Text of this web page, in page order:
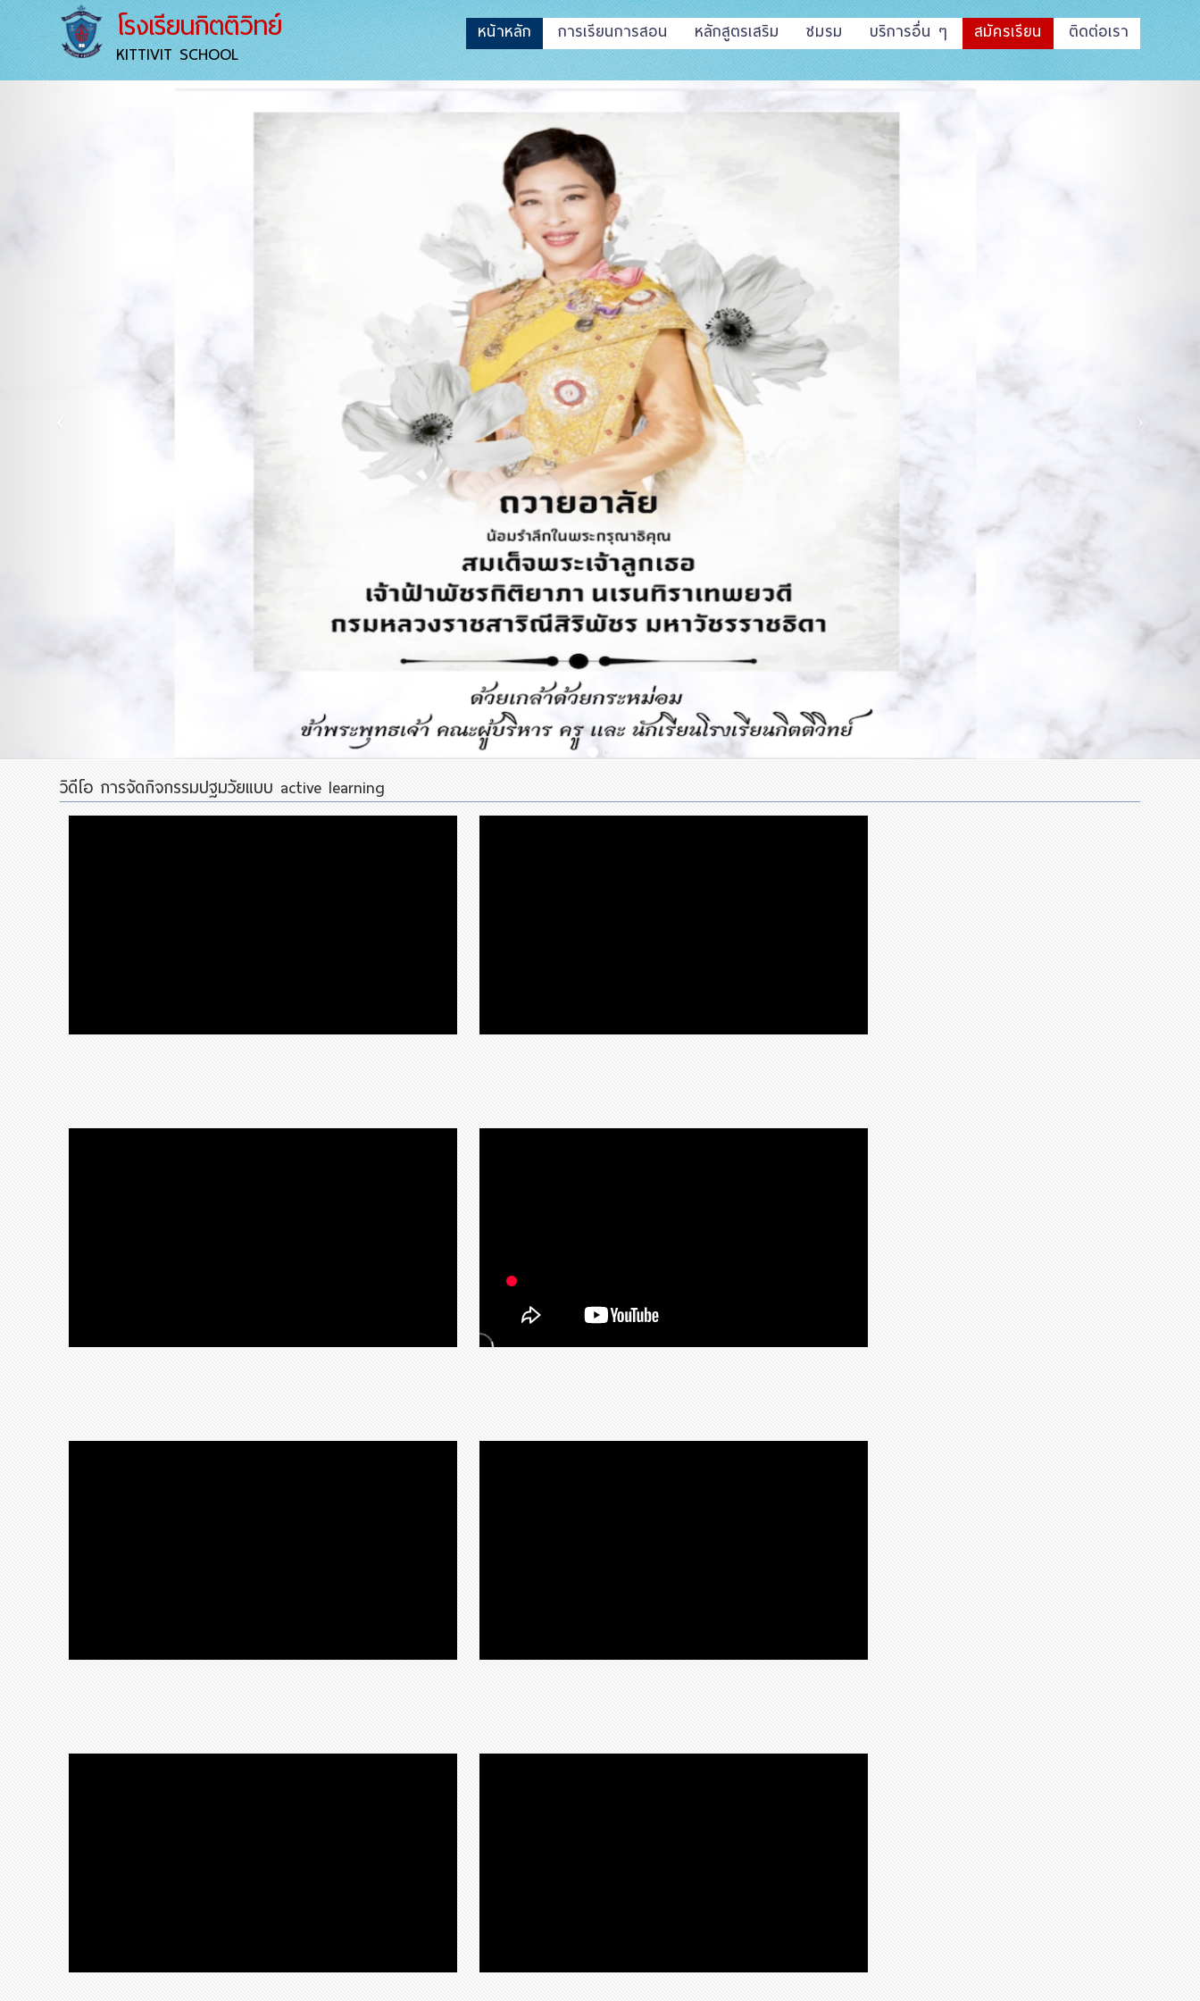
โรงเรียนกิตติวิทย์
KITTIVIT SCHOOL
หน้าหลัก การเรียนการสอน หลักสูตรเสริม ชมรม บริการอื่น ๆ สมัครเรียน ติดต่อเรา
วิดีโอ การจัดกิจกรรมปฐมวัยแบบ active learning